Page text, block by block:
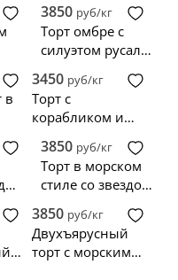
3850 руб/кг
Торт омбре с
силуэтом русалки
жителями
в
3450 руб/кг
Торт с
корабликом и
тематикой
3850 руб/кг
Торт в морском
стиле со звездой
3850 руб/кг
Двухъярусный
торт с морскими